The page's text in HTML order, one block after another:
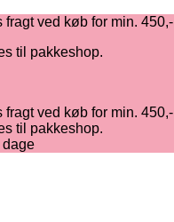
fragt ved køb for min. 450,-
til pakkeshop.
fragt ved køb for min. 450,-
til pakkeshop.
dage